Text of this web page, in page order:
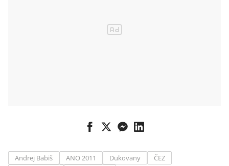
Andrej Babiš ANO 2011 Dukovany
ČEZ